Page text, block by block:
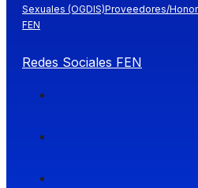
Sexuales (OGDIS)Proveedores/
FEN
Redes Sociales FEN